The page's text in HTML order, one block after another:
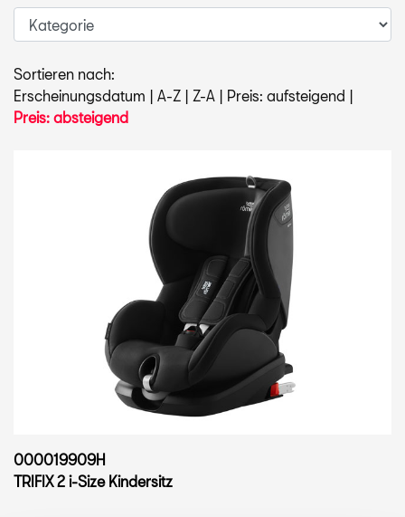
Sortieren nach:
Erscheinungsdatum | A-Z | Z-A | Preis: aufsteigend |
Preis: absteigend
000019909H
TRIFIX 2 i-Size Kindersitz